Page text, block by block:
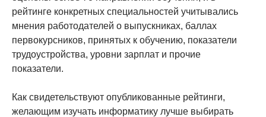
рейтинге конкретных специальностей учитывались
мнения работодателей о выпускниках, баллах
первокурсников, принятых к обучению, показатели
трудоустройства, уровни зарплат и прочие
показатели.
Как свидетельствуют опубликованные рейтинги,
желающим изучать информатику лучше выбирать